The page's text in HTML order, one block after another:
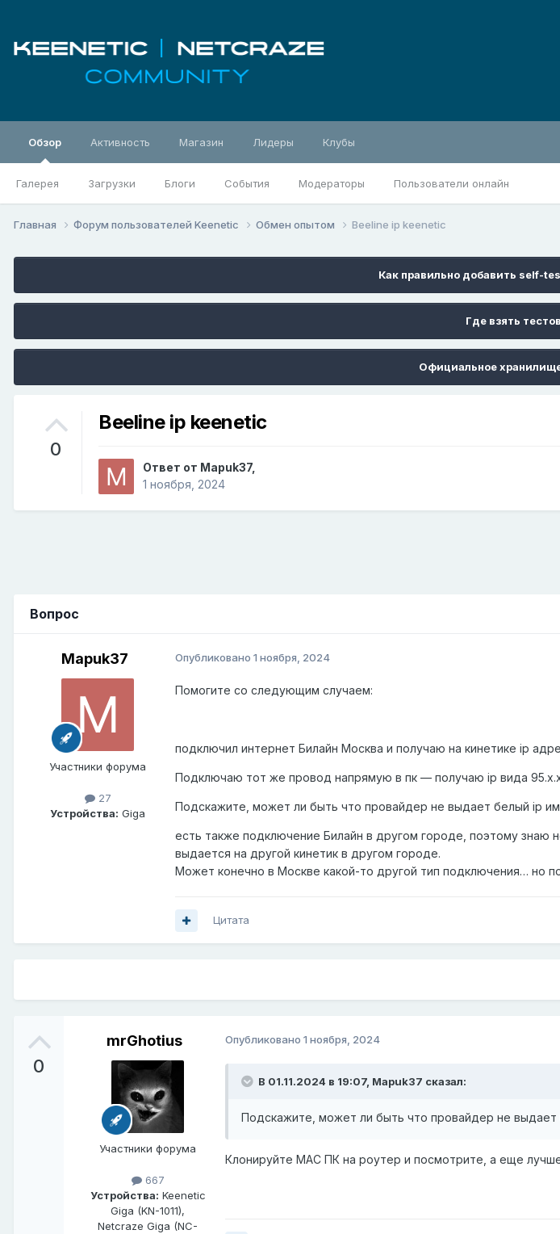
Обзор
Галерея Загрузки Блоги События Модераторы Пользователи онлайн
Активность Магазин Лидеры Клубы
Главная Форум пользователей Keenetic Обмен опытом Beeline ip keenetic
Как правильно добавить self-
Где взять
Официальное
0
Beeline ip keenetic
Ответ от Mapuk37,
1 ноября, 2024
Вопрос
Mapuk37
Участники форума
27
Устройства: Giga
Опубликовано 1 ноября, 2024
Помогите со следующим случаем:
подключил интернет Билайн Москва и получаю на кинетике ip
Подключаю тот же провод напрямую в пк — получаю ip вида
Подскажите, может ли быть что провайдер не выдает белый ip
есть также подключение Билайн в другом городе, поэтому знаю
выдается на другой кинетик в другом городе.
Может конечно в Москве какой-то другой тип подключения… но
Цитата
0
mrGhotius
Участники форума
667
Устройства: Keenetic
Giga (KN-1011),
Netcraze Giga (NC-
Опубликовано 1 ноября, 2024
В 01.11.2024 в 19:07, Mapuk37 сказал:
Подскажите, может ли быть что провайдер не
Клонируйте MAC ПК на роутер и посмотрите, а еще